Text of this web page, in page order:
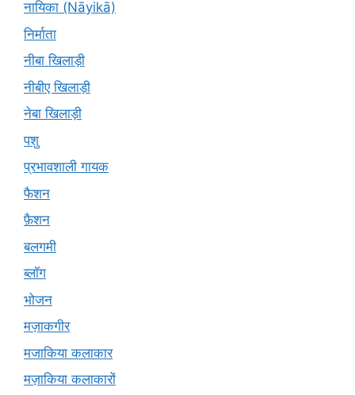
नायिका (Nāyikā)
निर्माता
नीबा खिलाड़ी
नीबीए खिलाड़ी
नेबा खिलाड़ी
पशु
प्रभावशाली गायक
फैशन
फ़ैशन
बलगमी
ब्लॉग
भोजन
मज़ाकगीर
मजाकिया कलाकार
मज़ाकिया कलाकारों